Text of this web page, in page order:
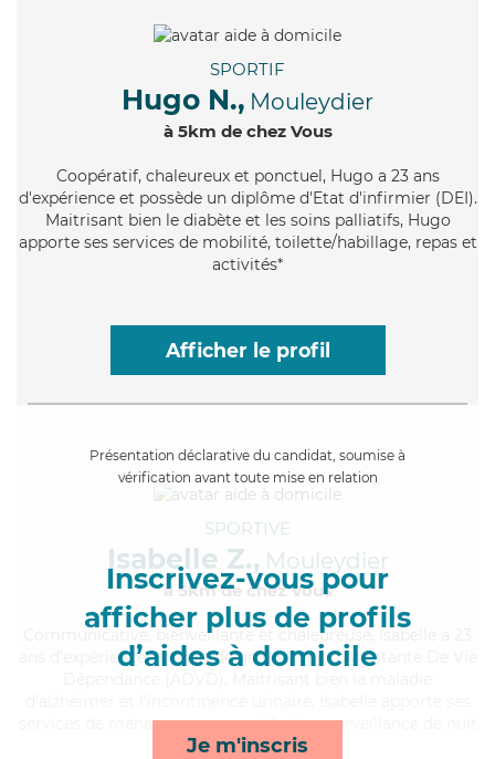
SPORTIF
Hugo N., Mouleydier
à 5km de chez Vous
Coopératif, chaleureux et ponctuel, Hugo a 23 ans
d'expérience et possède un diplôme d'Etat d'infirmier (DEI).
Maitrisant bien le diabète et les soins palliatifs, Hugo
apporte ses services de mobilité, toilette/habillage, repas et
activités*
Afficher le profil
Présentation déclarative du candidat, soumise à
vérification avant toute mise en relation
Inscrivez-vous pour
afficher plus de profils
d’aides à domicile
Je m'inscris
SPORTIVE
Isabelle Z., Mouleydier
à 5km de chez Vous
, bienveillante et chaleureuse, Isabelle a 23
ans d'expérience et possède un diplôme d'Assistante De Vie
services de ménage, compagnie/loisirs, surveillance de nuit
et toilette/habillage*